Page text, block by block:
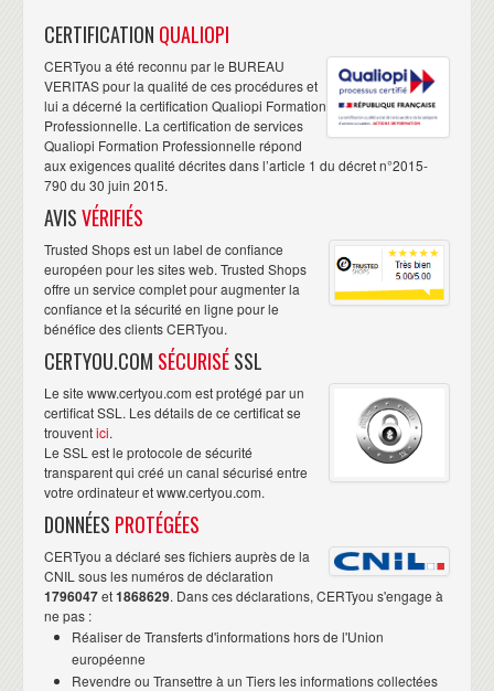
CERTIFICATION QUALIOPI
CERTyou a été reconnu par le BUREAU
VERITAS pour la qualité de ces procédures et
lui a décerné la certification Qualiopi Formation
Professionnelle. La certification de services
Qualiopi Formation Professionnelle répond
aux exigences qualité décrites dans l’article 1 du décret n°2015-
790 du 30 juin 2015.
AVISVÉRIFIÉS
Trusted Shops est un label de confiance
européen pour les sites web. Trusted Shops
offre un service complet pour augmenter la
confiance et la sécurité en ligne pour le
bénéfice des clients CERTyou.
CERTYOU.COM SÉCURISÉSSL
Le site www.certyou.com est protégé par un
certificat SSL. Les détails de ce certificat se
trouventici.
Le SSL est le protocole de sécurité
transparent qui créé un canal sécurisé entre
votre ordinateur et www.certyou.com.
DONNÉES PROTÉGÉES
CERTyou a déclaré ses fichiers auprès de la
CNIL sous les numéros de déclaration
1796047et1868629. Dans ces déclarations, CERTyou s'engage à
ne pas :
Réaliser de Transferts d'informations hors de l'Union
européenne
Revendre ou Transettre à un Tiers les informations collectées